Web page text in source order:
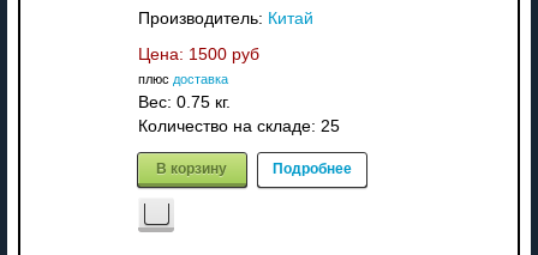
Производитель: Китай
Цена: 1500 руб
плюс доставка
Вес: 0.75 кг.
Количество на складе: 25
В корзину Подробнее